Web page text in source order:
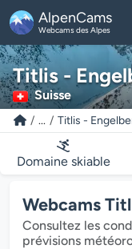
AlpenCams
Webcams des Alpes
Titlis -
Suisse
... Titlis -
Domaine skiable
Webcams
Consultez les
prévisions